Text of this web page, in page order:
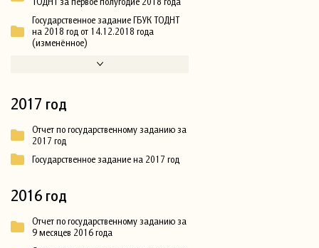
Государственное задание ГБУК ТОДНТ
на 2018 год от 14.12.2018 года
(изменённое)
2017 год
Отчет по государственному заданию за
2017 год
Государственное задание на 2017 год
2016 год
Отчет по государственному заданию за
9 месяцев 2016 года